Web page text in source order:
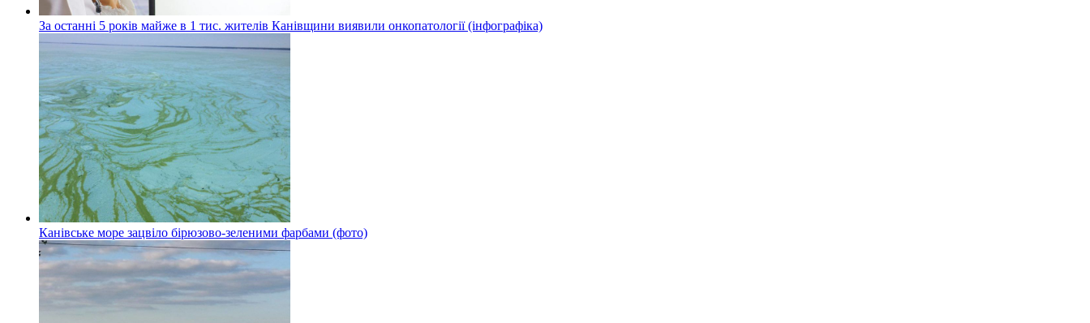
За останні 5 років майже в 1 тис. жителів Канівщини виявили онкопатології (інфографіка)
Канівське море зацвіло бірюзово-зеленими фарбами (фото)